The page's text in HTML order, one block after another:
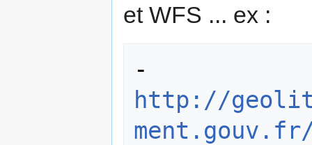
et WFS ... ex :
http://
ment.gouv.fr/